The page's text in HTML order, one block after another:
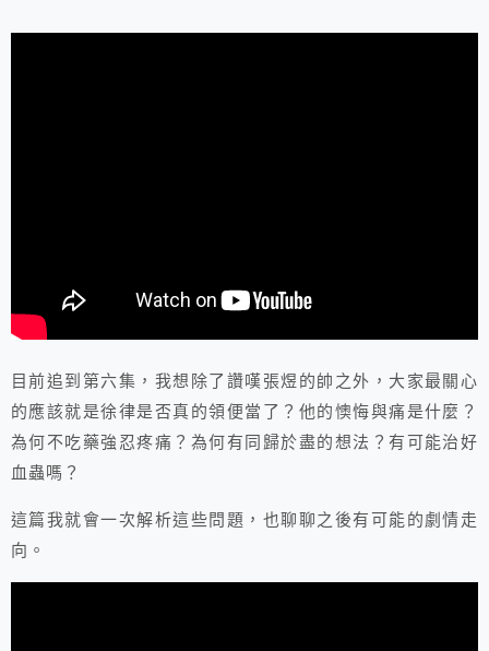
目前追到第六集，我想除了讚嘆張煜的帥之外，大家最關心
的應該就是徐律是否真的領便當了？他的懊悔與痛是什麼？
為何不吃藥強忍疼痛？為何有同歸於盡的想法？有可能治好
血蟲嗎？
這篇我就會一次解析這些問題，也聊聊之後有可能的劇情走
向。